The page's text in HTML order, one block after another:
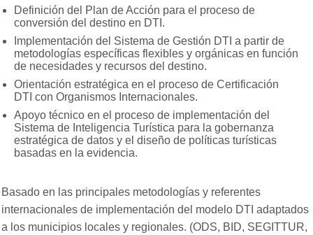
Definición del Plan de Acción para el proceso de
conversión del destino en DTI.
Implementación del Sistema de Gestión DTI a partir de
metodologías específicas flexibles y orgánicas en función
de necesidades y recursos del destino.
Orientación estratégica en el proceso de Certificación
DTI con Organismos Internacionales.
Apoyo técnico en el proceso de implementación del
Sistema de Inteligencia Turística para la gobernanza
estratégica de datos y el diseño de políticas turísticas
basadas en la evidencia.
Basado en las principales metodologías y referentes
internacionales de implementación del modelo DTI adaptados
a los municipios locales y regionales. (ODS, BID, SEGITTUR,